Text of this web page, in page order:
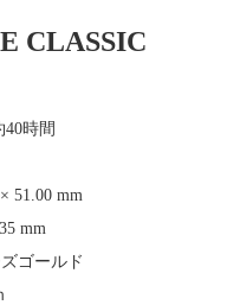
CLASSIC
40時間
× 51.00 mm
mm
ゴールド